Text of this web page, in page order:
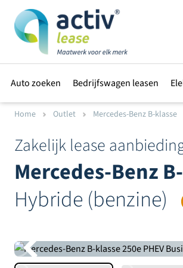
Auto zoeken Bedrijfswagen leasen
Home Outlet Mercedes-Benz B-klasse
Zakelijk lease
Mercedes-Benz
Hybride (benzine)